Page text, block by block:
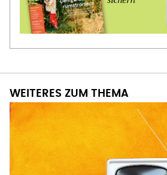
WEITERES ZUM THEMA